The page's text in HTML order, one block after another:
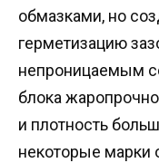
обмазками, но
герметизацию
непроницаемым
блока
и плотность
некоторые марки